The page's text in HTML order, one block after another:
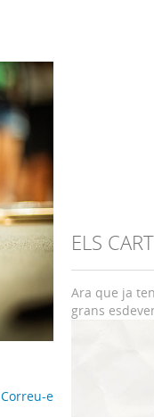
Correu-e
ELS
Ara que ja
grans